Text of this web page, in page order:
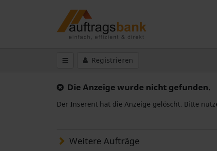
Registrieren
Die Anzeige wurde nicht gefunden.
Der Inserent hat die Anzeige gelöscht. Bitte
Weitere Aufträge